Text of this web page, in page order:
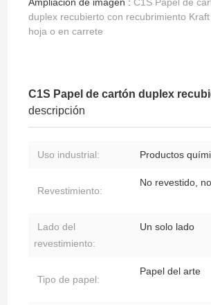
Ampliación de imagen : C1S Papel de
duplex recubierto con recubrimiento Kraft
hoja o en carrete
C1S Papel de cartón duplex
descripción
Uso industrial: Productos
Revestimiento:
No revestido,
Lado del
revestimiento:
Un solo lado
Tipo de papel:
Papel del arte